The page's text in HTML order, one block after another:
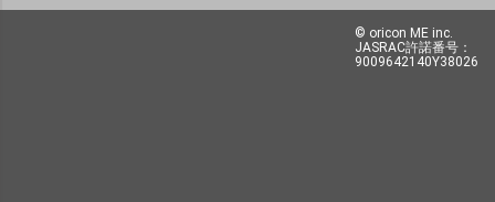
© oricon ME inc.
JASRAC許諾番号：
9009642140Y38026